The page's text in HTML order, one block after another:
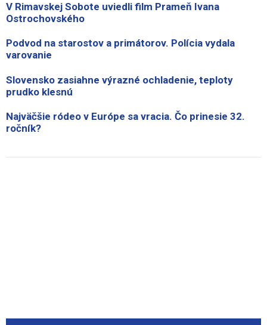
V Rimavskej Sobote uviedli film Prameň Ivana
Ostrochovského
Podvod na starostov a primátorov. Polícia vydala
varovanie
Slovensko zasiahne výrazné ochladenie, teploty
prudko klesnú
Najväčšie ródeo v Európe sa vracia. Čo prinesie 32.
ročník?